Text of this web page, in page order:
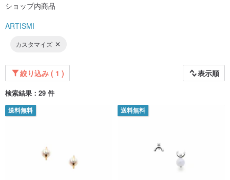
ショップ内商品
ARTISMI
カスタマイズ
絞り込み ( 1 ) 表示順
検索結果：29 件
送料無料 送料無料